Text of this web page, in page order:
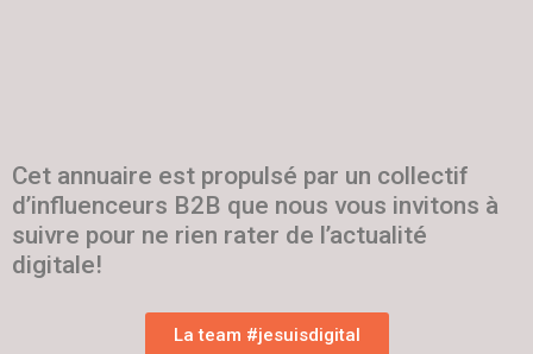
Cet annuaire est propulsé par un collectif
d’influenceurs B2B que nous vous invitons à
suivre pour ne rien rater de l’actualité
digitale!
La team #jesuisdigital